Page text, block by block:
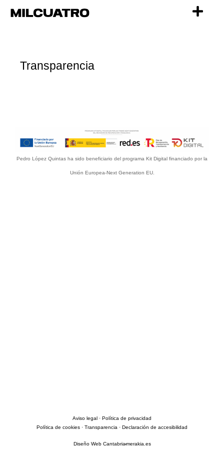
Transparencia
Pedro López Quintas ha sido beneficiario del programa Kit Digital financiado por la
Unión Europea-Next Generation EU.
Aviso legal · Política de privacidad
Política de cookies · Transparencia · Declaración de accesibilidad
Diseño Web Cantabriamerakia.es